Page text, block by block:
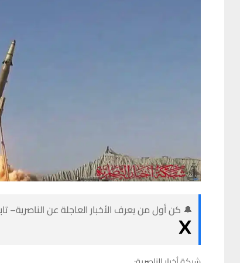
🔔 كن أول من يعرف الأخبار العاجلة عن